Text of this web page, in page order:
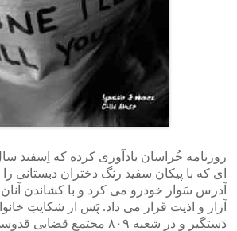
ای که با پیکان سفید رنگ دختران دبستانی را
آدرس سَوار خودرو می کرد و با کشاندن
آزار و اذیت قَرار می داد. پَس از شکایتِ
دَستگیر و در شعبه ۸۰۹ مجتمع